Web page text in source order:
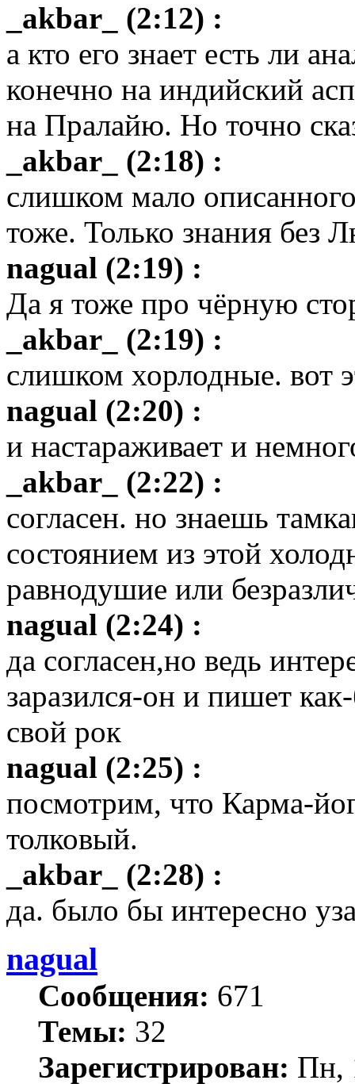
_akbar_ (2:12) :
а кто его знает есть ли
конечно на индийский
на Пралайю. Но точно
_akbar_ (2:18) :
слишком мало
тоже. Только знания без
nagual (2:19) :
Да я тоже про чёрную
_akbar_ (2:19) :
слишком хорлодные. вот
nagual (2:20) :
и настараживает и
_akbar_ (2:22) :
согласен. но знаешь
состоянием из этой
равнодушие или
nagual (2:24) :
да согласен,но ведь
заразился-он и пишет
свой рок
nagual (2:25) :
посмотрим, что Карма-
толковый.
_akbar_ (2:28) :
да. было бы интересно
nagual
Сообщения: 671
Темы: 32
Зарегистрирован: Пн,